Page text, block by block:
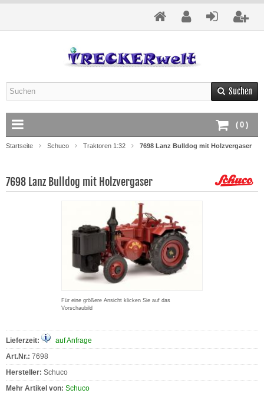
Suchen
( 0 )
Startseite Schuco Traktoren 1:32 7698 Lanz Bulldog mit Holzvergaser
7698 Lanz Bulldog mit Holzvergaser
Für eine größere Ansicht klicken Sie auf das
Vorschaubild
Lieferzeit:
auf Anfrage
Art.Nr.: 7698
Hersteller: Schuco
Mehr Artikel von: Schuco